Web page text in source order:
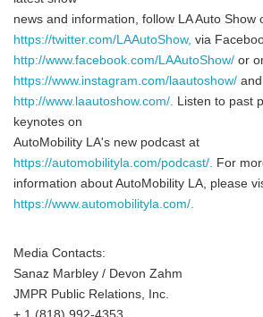
news and information, follow LA Auto Show
https://twitter.com/LAAutoShow, via
http://www.facebook.com/LAAutoShow/ or
https://www.instagram.com/laautoshow/
http://www.laautoshow.com/. Listen to past
keynotes on
AutoMobility LA's new podcast at
https://automobilityla.com/podcast/. For
information about AutoMobility LA, please
https://www.automobilityla.com/.
Media Contacts:
Sanaz Marbley / Devon Zahm
JMPR Public Relations, Inc.